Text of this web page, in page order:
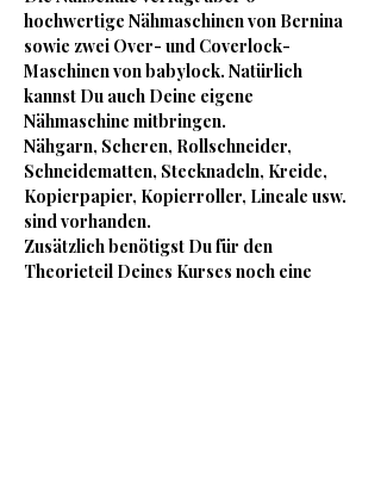
hochwertige Nähmaschinen von Bernina
sowie zwei Over- und Coverlock-
Maschinen von babylock. Natürlich
kannst Du auch Deine eigene
Nähmaschine mitbringen.
Nähgarn, Scheren, Rollschneider,
Schneidematten, Stecknadeln, Kreide,
Kopierpapier, Kopierroller, Lineale usw.
sind vorhanden.
Zusätzlich benötigst Du für den
Theorieteil Deines Kurses noch eine